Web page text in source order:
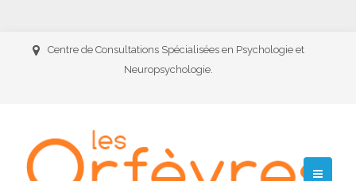
Centre de Consultations Spécialisées en Psychologie et
Neuropsychologie.